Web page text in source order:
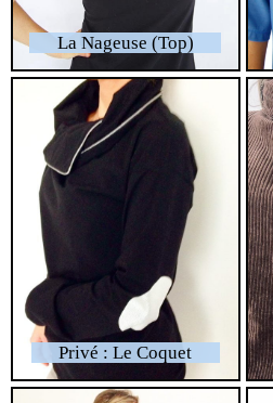
La Nageuse (Top)
Privé : Le Coquet